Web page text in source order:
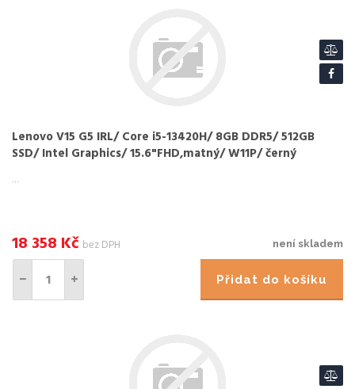
Lenovo V15 G5 IRL/ Core i5-13420H/ 8GB DDR5/ 512GB
SSD/ Intel Graphics/ 15.6"FHD,matný/ W11P/ černý
není skladem
18 358 Kč bez DPH
Přidat do košíku